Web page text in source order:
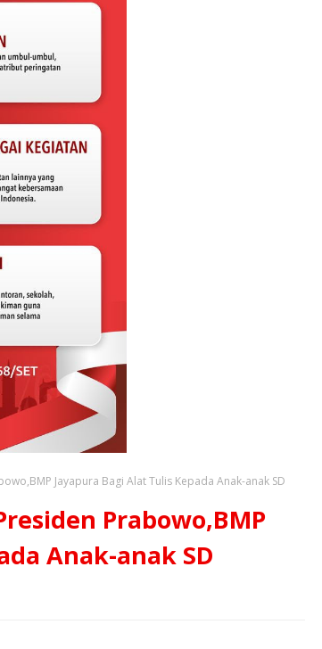
Jayapura Bagi Alat Tulis Kepada Anak-anak SD
Prabowo,BMP
Anak-anak SD